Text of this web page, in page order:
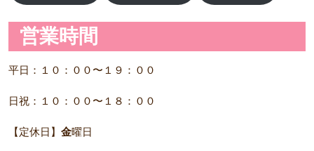
営業時間
平日：１０：００〜１９：００
日祝：１０：００〜１８：００
【定休日】 金曜日